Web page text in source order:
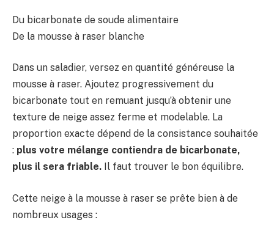
Du bicarbonate de soude alimentaire
De la mousse à raser blanche
Dans un saladier, versez en quantité généreuse la
mousse à raser. Ajoutez progressivement du
bicarbonate tout en remuant jusqu’à obtenir une
texture de neige assez ferme et modelable. La
proportion exacte dépend de la consistance souhaitée
: plus votre mélange contiendra de bicarbonate,
plus il sera friable. Il faut trouver le bon équilibre.
Cette neige à la mousse à raser se prête bien à de
nombreux usages :